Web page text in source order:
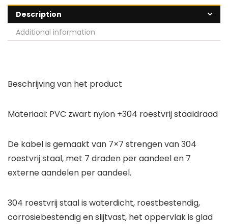
Description
Additional information
Beschrijving van het product
Materiaal: PVC zwart nylon +304 roestvrij staaldraad
De kabel is gemaakt van 7×7 strengen van 304
roestvrij staal, met 7 draden per aandeel en 7
externe aandelen per aandeel.
304 roestvrij staal is waterdicht, roestbestendig,
corrosiebestendig en slijtvast, het oppervlak is glad